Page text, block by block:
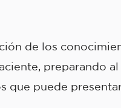
de los
preparando
que puede